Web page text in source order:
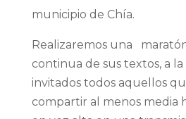
municipio de Chía.
Realizaremos una
continua de sus textos, a
invitados todos aquellos
compartir al menos media